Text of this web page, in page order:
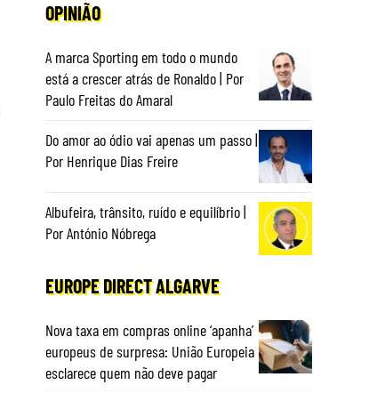
OPINIÃO
A marca Sporting em todo o mundo
está a crescer atrás de Ronaldo | Por
Paulo Freitas do Amaral
Do amor ao ódio vai apenas um passo |
Por Henrique Dias Freire
Albufeira, trânsito, ruído e equilíbrio |
Por António Nóbrega
EUROPE DIRECT ALGARVE
Nova taxa em compras online ‘apanha’
europeus de surpresa: União Europeia
esclarece quem não deve pagar